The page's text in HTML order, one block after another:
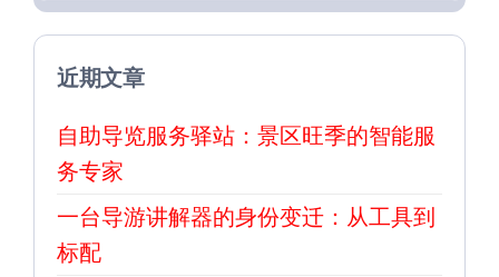
近期文章
自助导览服务驿站：景区旺季的智能服
务专家
一台导游讲解器的身份变迁：从工具到
标配